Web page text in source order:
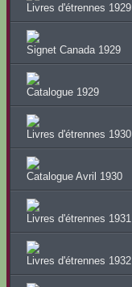
Livres d'étrennes 1929
Signet Canada 1929
Catalogue 1929
Livres d'étrennes 1930
Catalogue Avril 1930
Livres d'étrennes 1931
Livres d'étrennes 1932